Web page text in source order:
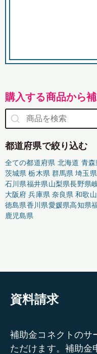
購入する商品から
都道府県で絞り込む
全ての都道府県 北海道 青森
茨城県 栃木県 群馬県 埼玉県
石川県福井県山梨県長野県
大阪府 兵庫県 奈良県 和歌
徳島県香川県愛媛県高知県
鹿児島県
資料請求
補助金コネクトのサ
ただけます。補助金